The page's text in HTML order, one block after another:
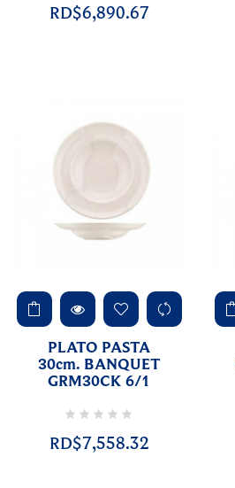
RD$6,890.67
PLATO PASTA
30cm. BANQUET
GRM30CK 6/1
RD$7,558.32